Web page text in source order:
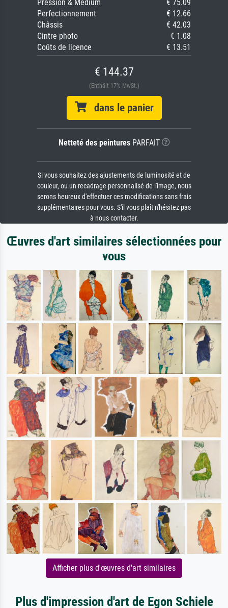
Pression & Médium
€ 75.09
Perfectionnement
€ 12.66
Châssis
€ 42.03
Cintre photo
€ 1.08
Coûts de licence
€ 13.51
€ 144.37
(Enthält 17% MwSt.)
dans le panier
Netteté des peinturesPARFAIT
Si vous souhaitez des ajustements de luminosité et de
couleur, ou un recadrage personnalisé de l'image, nous
serons heureux d'effectuer ces modifications sans frais
supplémentaires pour vous. S'il vous plaît n'hésitez pas
à nous contacter.
Œuvres d'art similaires sélectionnées pour
vous
Afficher plus d'œuvres d'art similaires
Plus d'impression d'art de Egon Schiele